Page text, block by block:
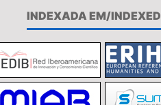
INDEXADA EM/